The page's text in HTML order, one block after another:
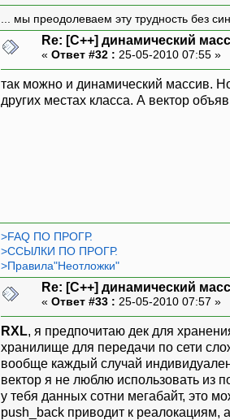
... мы преодолеваем эту трудность без
Re: [C++] динамический
« Ответ #32 : 25-05-2010 07:55 »
так можно и динамический массив.
других местах класса. А вектор
>FAQ ПО ПРОГР.
>ССЫЛКИ ПО ПРОГР.
>Правила"Неотложки"
Re: [C++] динамический
« Ответ #33 : 25-05-2010 07:57 »
RXL, я предпочитаю дек для
хранилище для передачи по сети
вообще каждый случай
вектор я не люблю использовать из
у тебя данных сотни мегабайт, это
push_back приводит к реалокациям,